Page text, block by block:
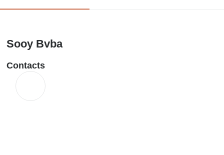
Sooy Bvba
Contacts